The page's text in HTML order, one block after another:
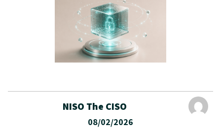
NISO The CISO
08/02/2026